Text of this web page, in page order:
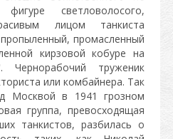
светловолосого,
лицом танкиста
промасленный
кирзовой кобуре на
Чернорабочий труженик
или комбайнера. Так
Москвой в 1941 грозном
группа, превосходящая
танкистов, разбилась о